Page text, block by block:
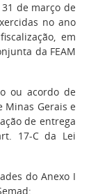
de março de
no ano
em
da FEAM
ou acordo de
Minas Gerais e
de entrega
17-C da Lei
do Anexo I